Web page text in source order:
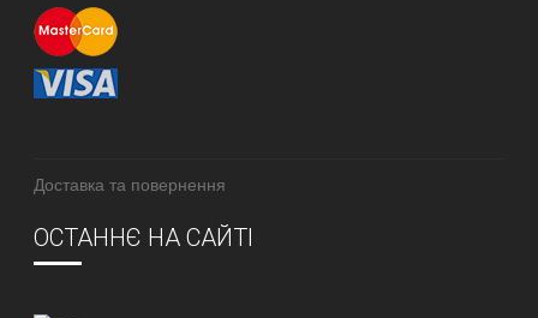
Доставка та повернення
ОСТАННЄ НА САЙТІ